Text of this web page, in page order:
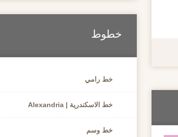
خطوط
خط رامي
خط الاسكندرية | Alexandria
خط وسم